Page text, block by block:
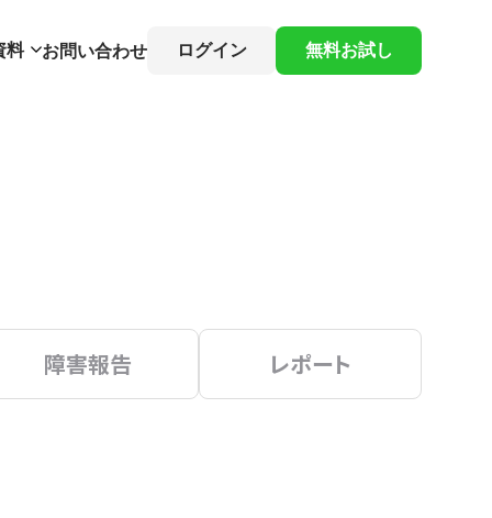
料 お問い合わせ ログイン 無料お試し
障害報告 レポート